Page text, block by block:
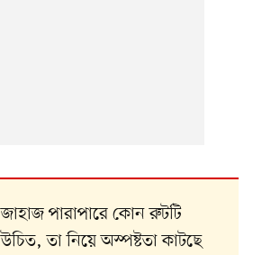
পারাপারে কোন রুটটি
তা নিয়ে অস্পষ্টতা কাটছে